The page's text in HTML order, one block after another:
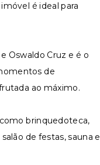
é ideal para
Oswaldo Cruz e é o
de
ao máximo.
brinquedoteca,
de festas, sauna e